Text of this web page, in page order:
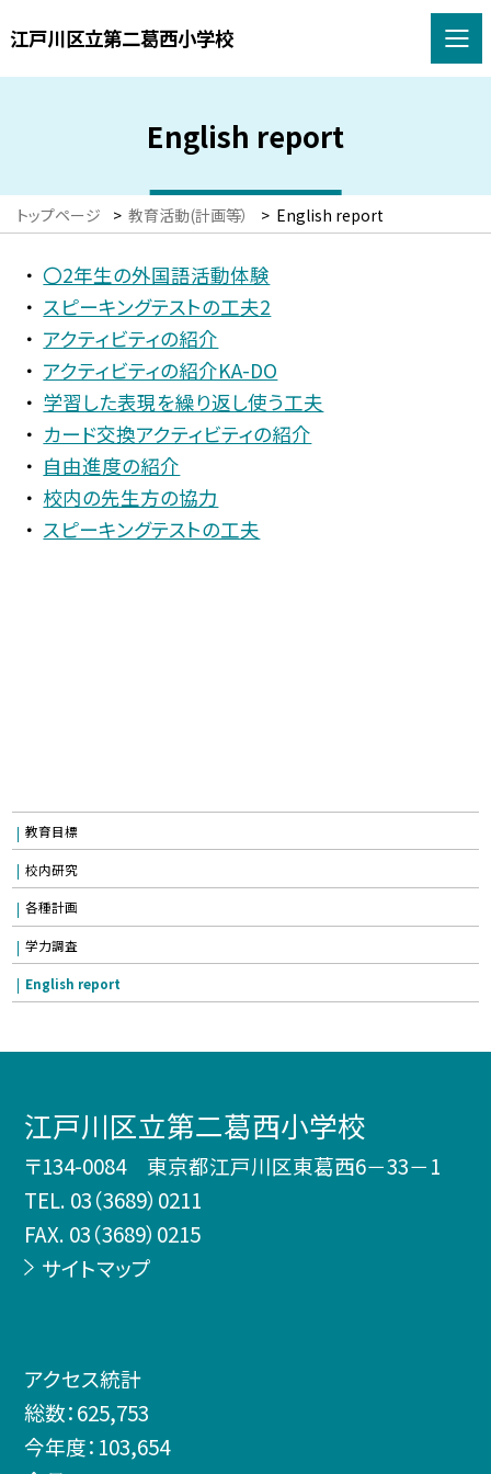
江戸川区立第二葛西小学校
English report
トップページ > 教育活動(計画等） > English report
〇2年生の外国語活動体験
スピーキングテストの工夫2
アクティビティの紹介
アクティビティの紹介KA-DO
学習した表現を繰り返し使う工夫
カード交換アクティビティの紹介
自由進度の紹介
校内の先生方の協力
スピーキングテストの工夫
教育目標
校内研究
各種計画
学力調査
English report
江戸川区立第二葛西小学校
〒134-0084 東京都江戸川区東葛西6－33－1
TEL. 03（3689）0211
FAX. 03（3689）0215
サイトマップ
アクセス統計
総数：625,753
今年度： 103,654